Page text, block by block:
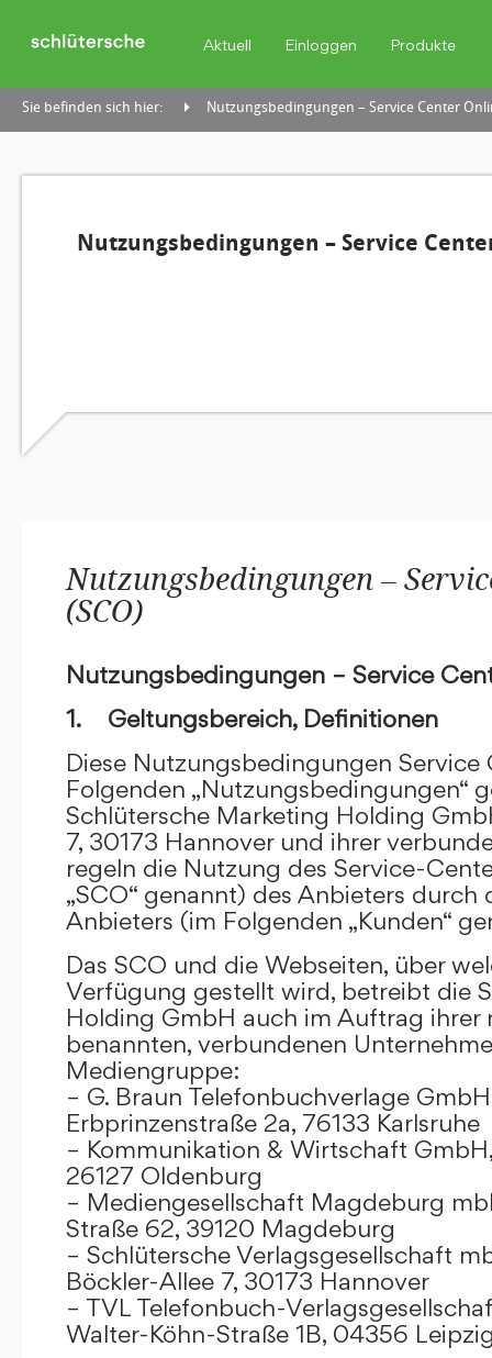
Aktuell Einloggen Produkte
Sie befinden sich hier: Nutzungsbedingungen – Service Center
Nutzungsbedingungen – Service
Nutzungsbedingungen –
(SCO)
Nutzungsbedingungen – Service
1. Geltungsbereich, Definitionen
Diese Nutzungsbedingungen Service
Folgenden „Nutzungsbedingungen“
Schlütersche Marketing Holding
7, 30173 Hannover und ihrer
regeln die Nutzung des Service-
„SCO“ genannt) des Anbieters durch
Anbieters (im Folgenden „Kunden“
Das SCO und die Webseiten, über
Verfügung gestellt wird, betreibt die
Holding GmbH auch im Auftrag ihrer
benannten, verbundenen
Mediengruppe:
– G. Braun Telefonbuchverlage GmbH
Erbprinzenstraße 2a, 76133 Karlsruhe
– Kommunikation & Wirtschaft
26127 Oldenburg
– Mediengesellschaft Magdeburg
Straße 62, 39120 Magdeburg
– Schlütersche Verlagsgesellschaft
Böckler-Allee 7, 30173 Hannover
– TVL Telefonbuch-
Walter-Köhn-Straße 1B, 04356